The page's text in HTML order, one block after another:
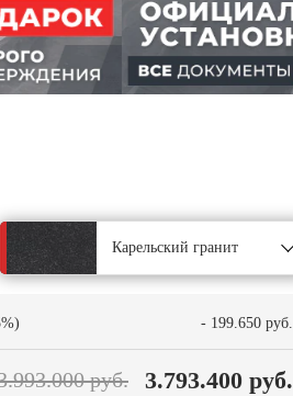
Карельский гранит
- 199.650 руб.
руб. 3.793.400 руб.